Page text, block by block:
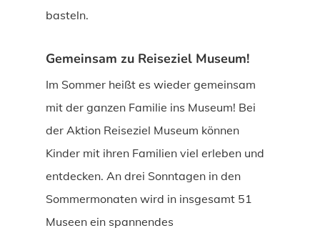
basteln.
Gemeinsam zu Reiseziel Museum!
Im Sommer heißt es wieder gemeinsam
mit der ganzen Familie ins Museum! Bei
der Aktion Reiseziel Museum können
Kinder mit ihren Familien viel erleben und
entdecken. An drei Sonntagen in den
Sommermonaten wird in insgesamt 51
Museen ein spannendes